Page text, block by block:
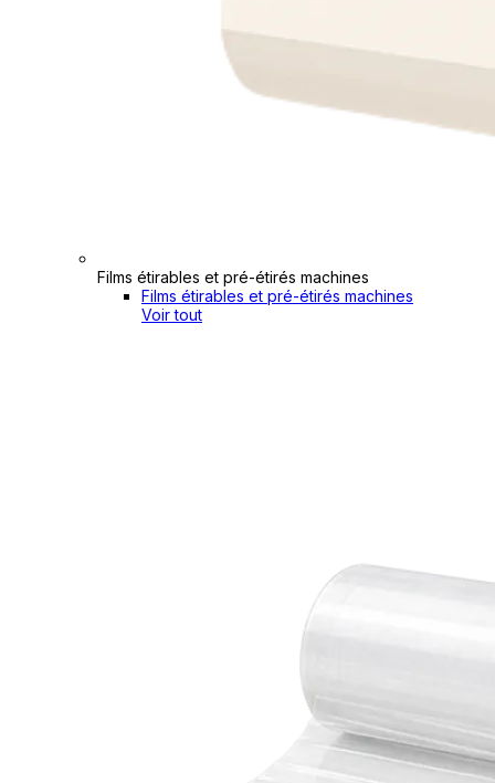
Films étirables et pré-étirés machines
Films étirables et pré-étirés machines
Voir tout